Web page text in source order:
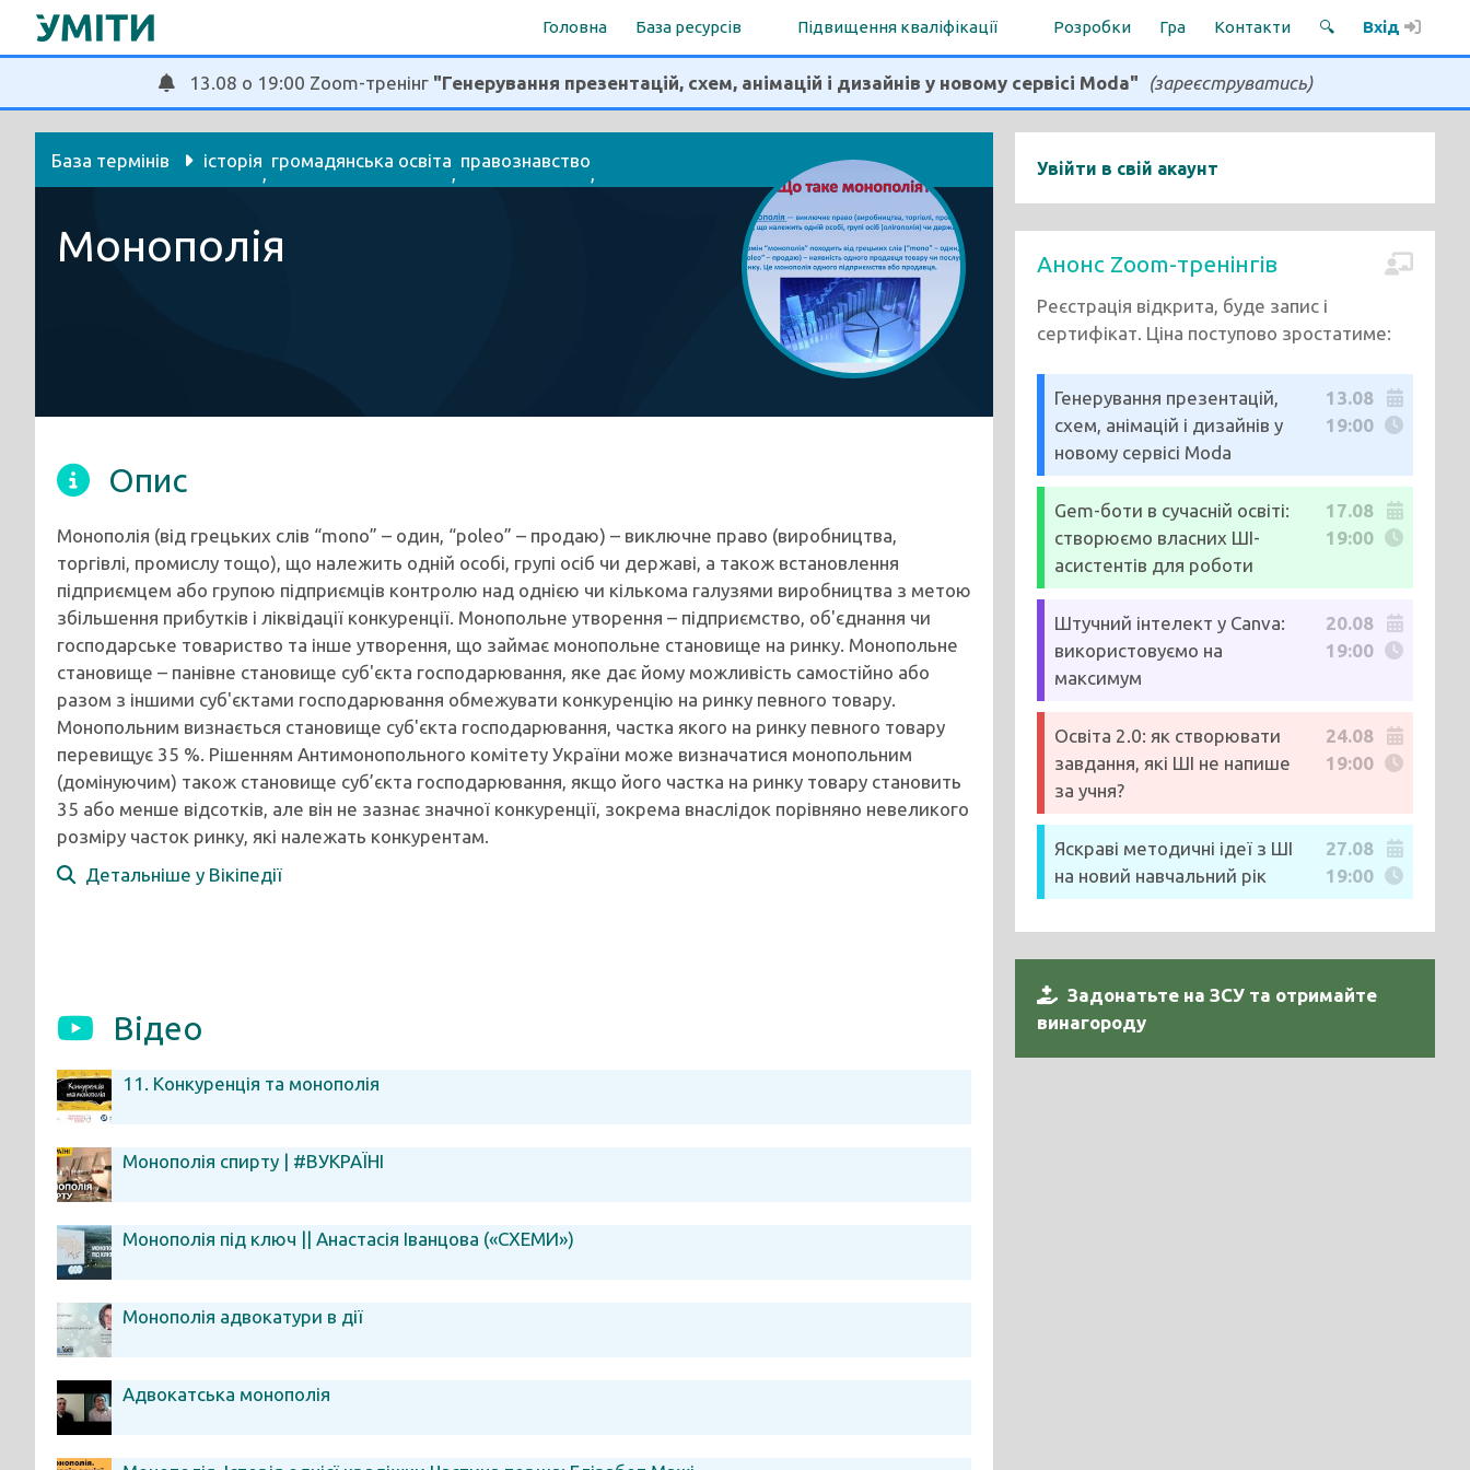
Перейти
Головна База ресурсів Підвищення кваліфікації Розробки Гра Контакти 🔍 Вхід
13.08 о 19:00 Zoom-тренінг "Генерування презентацій, схем, анімацій і дизайнів у новому сервісі Moda" (зареєструватись)
База термінів історія
,
громадянська освіта
,
правознавство
,
Монополія
Опис
Монополія (від грецьких слів “mono” – один, “poleo” – продаю) – виключне право (виробництва,
торгівлі, промислу тощо), що належить одній особі, групі осіб чи державі, а також встановлення
підприємцем або групою підприємців контролю над однією чи кількома галузями виробництва з метою
збільшення прибутків і ліквідації конкуренції. Монопольне утворення – підприємство, об'єднання чи
господарське товариство та інше утворення, що займає монопольне становище на ринку. Монопольне
становище – панівне становище суб'єкта господарювання, яке дає йому можливість самостійно або
разом з іншими суб'єктами господарювання обмежувати конкуренцію на ринку певного товару.
Монопольним визнається становище суб'єкта господарювання, частка якого на ринку певного товару
перевищує 35 %. Рішенням Антимонопольного комітету України може визначатися монопольним
(домінуючим) також становище суб’єкта господарювання, якщо його частка на ринку товару становить
35 або менше відсотків, але він не зазнає значної конкуренції, зокрема внаслідок порівняно невеликого
розміру часток ринку, які належать конкурентам.
Детальніше у Вікіпедії
Відео
11. Конкуренція та монополія
Монополія спирту | #ВУКРАЇНІ
Монополія під ключ || Анастасія Іванцова («СХЕМИ»)
Монополія адвокатури в дії
Адвокатська монополія
Увійти в свій акаунт
Анонс Zoom-тренінгів
Реєстрація відкрита, буде запис і
сертифікат. Ціна поступово зростатиме:
Генерування презентацій,
схем, анімацій і дизайнів у
новому сервісі Moda
13.08
19:00
Gem-боти в сучасній освіті:
створюємо власних ШІ-
асистентів для роботи
17.08
19:00
Штучний інтелект у Canva:
використовуємо на
максимум
20.08
19:00
Освіта 2.0: як створювати
завдання, які ШІ не напише
за учня?
24.08
19:00
Яскраві методичні ідеї з ШІ
на новий навчальний рік
27.08
19:00
Задонатьте на ЗСУ та отримайте
винагороду